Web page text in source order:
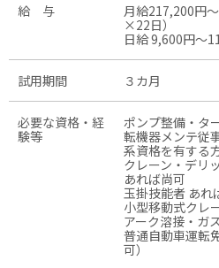
給 与
月給217,200円
×22日）
日給 9,600円〜
試用期間 ３カ月
必要な資格・経
験等
ポンプ整備・タ
転機器メンテ従
系資格を有する
クレーン・デリ
あれば尚可
玉掛技能者 あれ
小型移動式クレ
アーク溶接・ガ
普通自動車運転
可）